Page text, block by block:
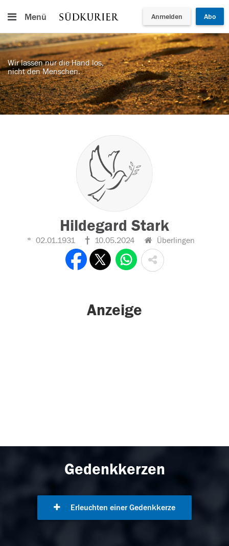
Menü Anmelden Abo
Wir lassen nur die Hand los,
nicht den Menschen.
Hildegard Stark
02.01.1931 10.05.2024 Überlingen
Anzeige
Gedenkkerzen
Erleuchten einer Gedenkkerze